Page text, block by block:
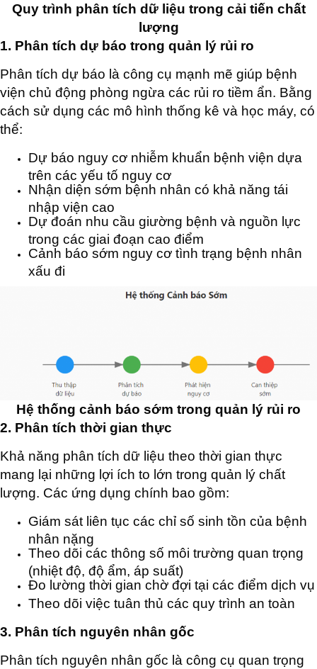
Quy trình phân tích dữ liệu trong cải tiến chất
lượng
1. Phân tích dự báo trong quản lý rủi ro
Phân tích dự báo là công cụ mạnh mẽ giúp bệnh
viện chủ động phòng ngừa các rủi ro tiềm ẩn. Bằng
cách sử dụng các mô hình thống kê và học máy, có
thể:
Dự báo nguy cơ nhiễm khuẩn bệnh viện dựa
trên các yếu tố nguy cơ
Nhận diện sớm bệnh nhân có khả năng tái
nhập viện cao
Dự đoán nhu cầu giường bệnh và nguồn lực
trong các giai đoạn cao điểm
Cảnh báo sớm nguy cơ tình trạng bệnh nhân
xấu đi
Hệ thống cảnh báo sớm trong quản lý rủi ro
2. Phân tích thời gian thực
Khả năng phân tích dữ liệu theo thời gian thực
mang lại những lợi ích to lớn trong quản lý chất
lượng. Các ứng dụng chính bao gồm:
Giám sát liên tục các chỉ số sinh tồn của bệnh
nhân nặng
Theo dõi các thông số môi trường quan trọng
(nhiệt độ, độ ẩm, áp suất)
Đo lường thời gian chờ đợi tại các điểm dịch vụ
Theo dõi việc tuân thủ các quy trình an toàn
3. Phân tích nguyên nhân gốc
Phân tích nguyên nhân gốc là công cụ quan trọng